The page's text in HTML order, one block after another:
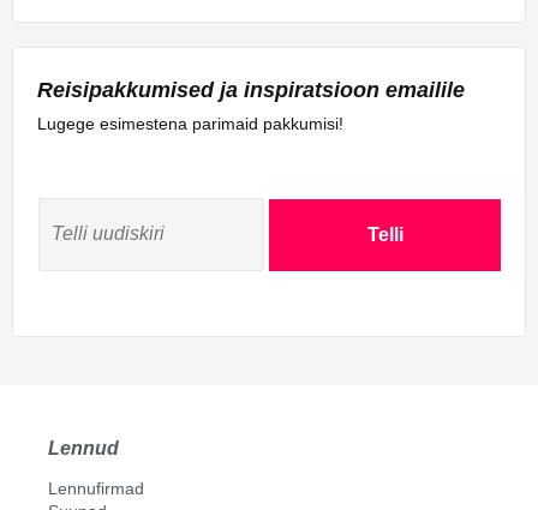
Reisipakkumised ja inspiratsioon emailile
Lugege esimestena parimaid pakkumisi!
Telli
Lennud
Lennufirmad